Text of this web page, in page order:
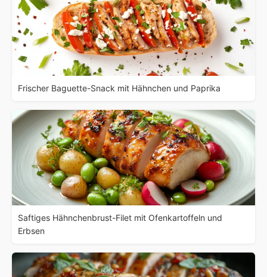
Frischer Baguette-Snack mit Hähnchen und Paprika
Saftiges Hähnchenbrust-Filet mit Ofenkartoffeln und
Erbsen